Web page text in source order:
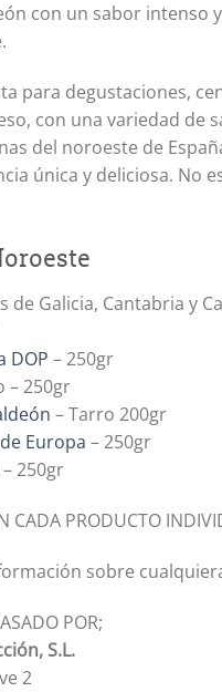
con un sabor intenso
para degustaciones,
con una variedad
del noroeste de
única y deliciosa. No
de Galicia, Cantabria y
DOP – 250gr
– 250gr
– Tarro 200gr
Europa – 250gr
– 250gr
CADA PRODUCTO
sobre
POR;
S.L.
2